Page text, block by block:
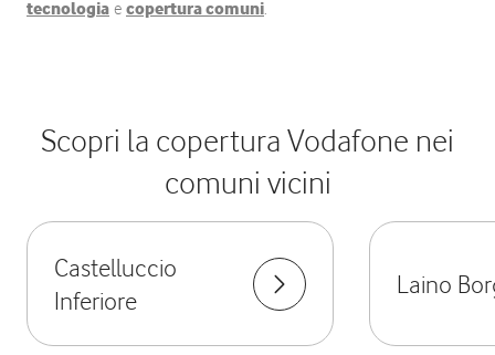
tecnologia e copertura comuni.
Scopri la copertura Vodafone nei
comuni vicini
Castelluccio
Inferiore
Laino